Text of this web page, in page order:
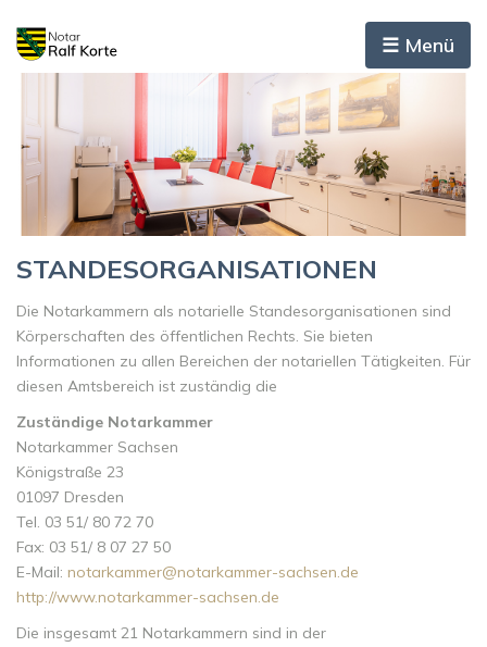
☰ Menü
STANDESORGANISATIONEN
Die Notarkammern als notarielle Standesorganisationen sind
Körperschaften des öffentlichen Rechts. Sie bieten
Informationen zu allen Bereichen der notariellen Tätigkeiten. Für
diesen Amtsbereich ist zuständig die
Zuständige Notarkammer
Notarkammer Sachsen
Königstraße 23
01097 Dresden
Tel. 03 51/ 80 72 70
Fax: 03 51/ 8 07 27 50
E-Mail: notarkammer@notarkammer-sachsen.de
http://www.notarkammer-sachsen.de
Die insgesamt 21 Notarkammern sind in der